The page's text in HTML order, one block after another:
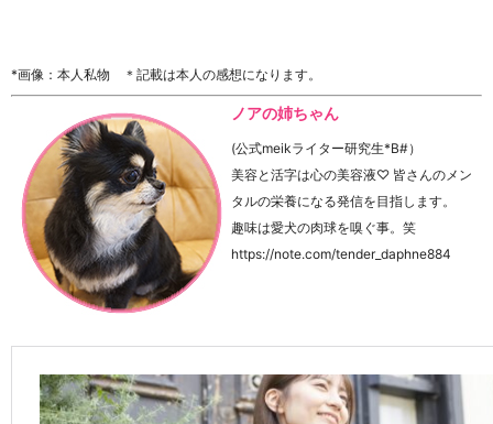
*画像：本人私物 ＊記載は本人の感想になります。
ノアの姉ちゃん
(公式meikライター研究生*B#）
美容と活字は心の美容液♡ 皆さんのメン
タルの栄養になる発信を目指します。
趣味は愛犬の肉球を嗅ぐ事。笑
https://note.com/tender_daphne884